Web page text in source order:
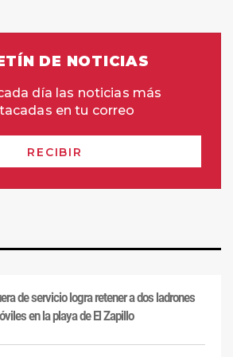
de servicio logra retener a dos ladrones
en la playa de El Zapillo